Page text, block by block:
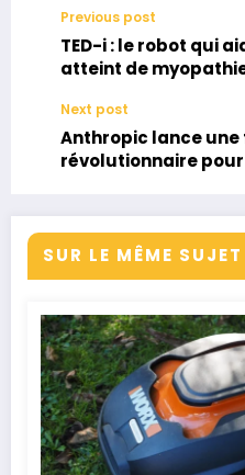
Previous post
TED-i : le robot qui
atteint de
Next post
Anthropic lance
révolutionnaire pour
SUR LE MÊME SUJET